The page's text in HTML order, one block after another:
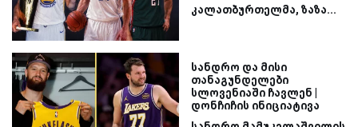
კალათბურთელმა, ზაზა...
სანდრო და მისი
თანაგუნდელები
სლოვენიაში ჩავლენ |
დონჩიჩის ინიციატივა